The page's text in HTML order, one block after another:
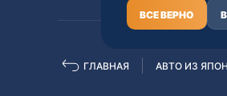
ВСЕ ВЕРНО
Полная пошлина
ГЛАВНАЯ АВТО ИЗ